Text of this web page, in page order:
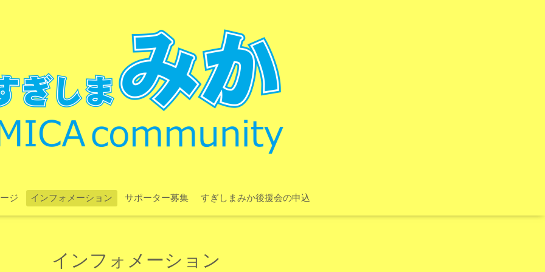
ジ インフォメーション サポーター募集 すぎしまみか後援会の申込
インフォメーション